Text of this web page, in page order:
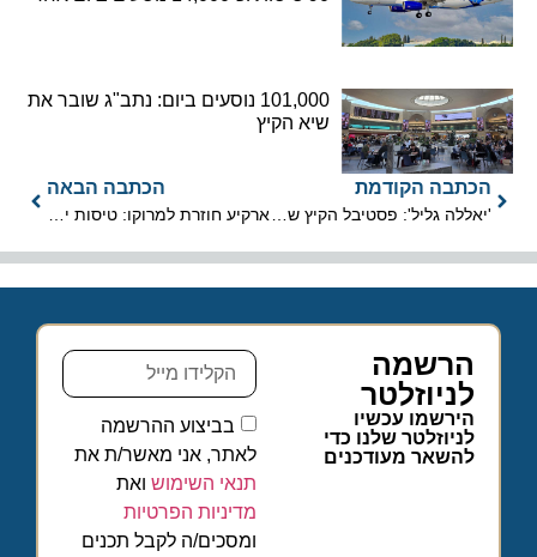
101,000 נוסעים ביום: נתב"ג שובר את
שיא הקיץ
הכתבה הקודמת
'יאללה גליל': פסטיבל הקיץ שיחזיר את ישראל לצפון
הכתבה הבאה
ארקיע חוזרת למרוקו: טיסות ישירות למרקש יתחדשו באוגוסט הקרוב
הרשמה
לניוזלטר
הירשמו עכשיו
לניוזלטר שלנו כדי
להשאר מעודכנים
בביצוע ההרשמה
לאתר, אני מאשר/ת את
תנאי השימוש ואת
מדיניות הפרטיות
ומסכים/ה לקבל תכנים